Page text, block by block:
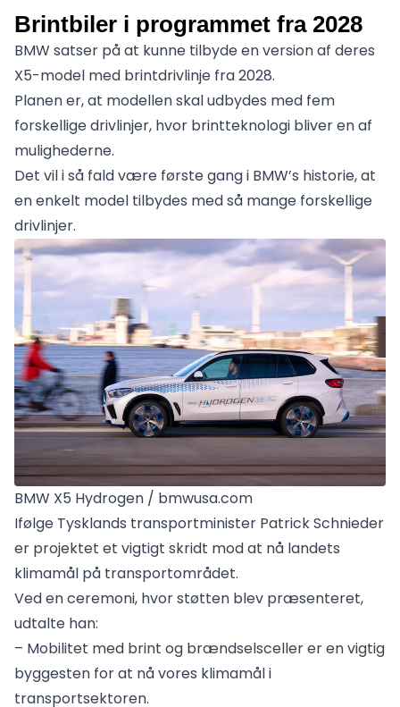
Brintbiler i programmet fra 2028
BMW satser på at kunne tilbyde en version af deres
X5-model med brintdrivlinje fra 2028.
Planen er, at modellen skal udbydes med fem
forskellige drivlinjer, hvor brintteknologi bliver en af
mulighederne.
Det vil i så fald være første gang i BMW’s historie, at
en enkelt model tilbydes med så mange forskellige
drivlinjer.
BMW X5 Hydrogen / bmwusa.com
Ifølge Tysklands transportminister Patrick Schnieder
er projektet et vigtigt skridt mod at nå landets
klimamål på transportområdet.
Ved en ceremoni, hvor støtten blev præsenteret,
udtalte han:
– Mobilitet med brint og brændselsceller er en vigtig
byggesten for at nå vores klimamål i
transportsektoren.